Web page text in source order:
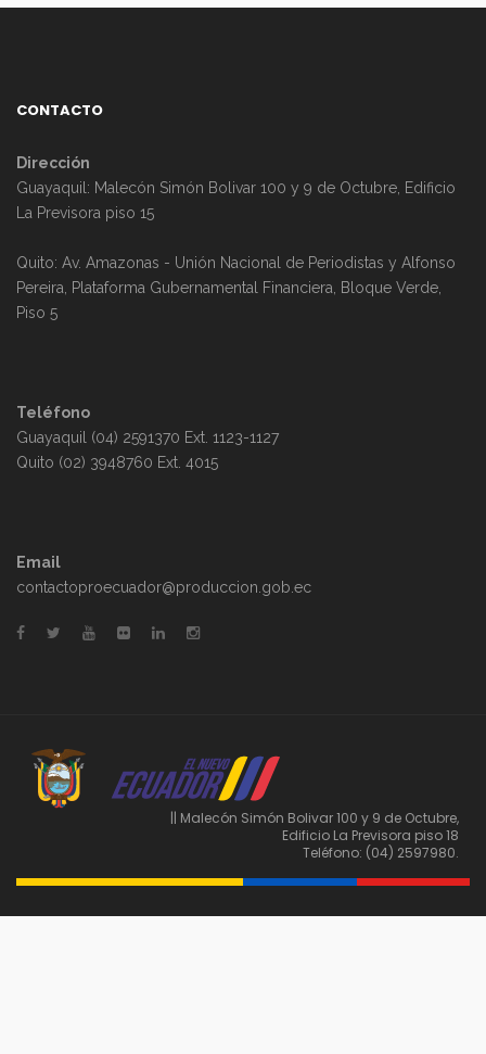
CONTACTO
Dirección
Guayaquil: Malecón Simón Bolivar 100 y 9 de Octubre, Edificio
La Previsora piso 15
Quito: Av. Amazonas - Unión Nacional de Periodistas y Alfonso
Pereira, Plataforma Gubernamental Financiera, Bloque Verde,
Piso 5
Teléfono
Guayaquil (04) 2591370 Ext. 1123-1127
Quito (02) 3948760 Ext. 4015
Email
contactoproecuador@produccion.gob.ec
|| Malecón Simón Bolivar 100 y 9 de Octubre,
Edificio La Previsora piso 18
Teléfono: (04) 2597980.